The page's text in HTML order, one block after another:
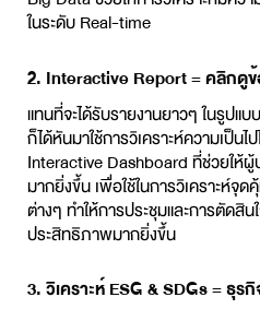
ในระดับ Real-time
2. Interactive Report = คลิกดู
แทนที่จะได้รับรายงานยาวๆ ในรูป
ก็ได้หันมาใช้การวิเคราะห์ความเป็นไ
Interactive Dashboard ที่ช่วยให้
มากยิ่งขึ้น เพื่อใช้ในการวิเคราะห์จุ
ต่างๆ ทำให้การประชุมและการตัดสิน
ประสิทธิภาพมากยิ่งขึ้น
3. วิเคราะห์ ESG & SDGs = ธุ